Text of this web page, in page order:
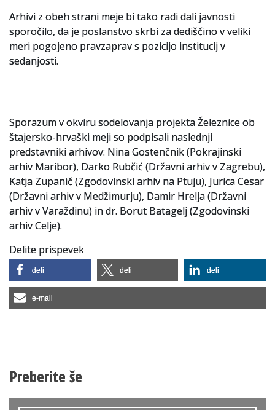
Arhivi z obeh strani meje bi tako radi dali javnosti
sporočilo, da je poslanstvo skrbi za dediščino v veliki
meri pogojeno pravzaprav s pozicijo institucij v
sedanjosti.
Sporazum v okviru sodelovanja projekta Železnice ob
štajersko-hrvaški meji so podpisali naslednji
predstavniki arhivov: Nina Gostenčnik (Pokrajinski
arhiv Maribor), Darko Rubčić (Državni arhiv v Zagrebu),
Katja Zupanič (Zgodovinski arhiv na Ptuju), Jurica Cesar
(Državni arhiv v Medžimurju), Damir Hrelja (Državni
arhiv v Varaždinu) in dr. Borut Batagelj (Zgodovinski
arhiv Celje).
Delite prispevek
deli deli deli
e-mail
Preberite še